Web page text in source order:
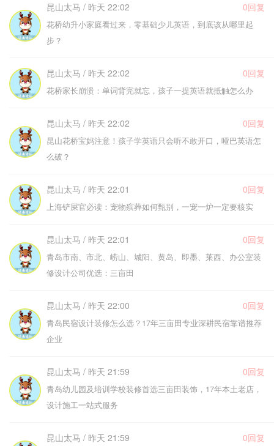
昆山太马 / 昨天 22:02 0回复
花桥幼升小家庭看过来，零基础少儿英语，到底该从哪里起
步？
昆山太马 / 昨天 22:02 0回复
花桥家长崩溃：单词背完就忘，孩子一提英语就抵触怎么办
昆山太马 / 昨天 22:02 0回复
昆山花桥宝妈注意！孩子学英语只会听不敢开口，哑巴英语怎
么破？
昆山太马 / 昨天 22:01 0回复
上海铲屎官必读：宠物殡葬如何甄别，一宠一炉一定要核实
昆山太马 / 昨天 22:01 0回复
青岛市南、市北、崂山、城阳、黄岛、即墨、莱西、办公室装
修设计公司优选：三亩田
昆山太马 / 昨天 22:00 0回复
青岛民宿设计装修怎么选？17年三亩田专业深耕民宿靠谱推荐
企业
昆山太马 / 昨天 21:59 0回复
青岛幼儿园及培训学校装修首选三亩田装饰，17年本土老店，
设计施工一站式服务
昆山太马 / 昨天 21:59 0回复